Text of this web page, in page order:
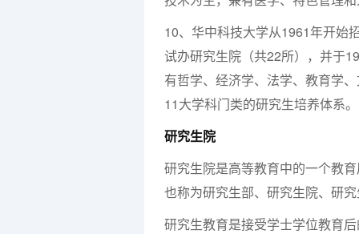
10、华中科技大学从1961年开始
试办研究生院（共22所），并于
有哲学、经济学、法学、教育学
11大学科门类的研究生培养体系。
研究生院
研究生院是高等教育中的一个教
也称为研究生部、研究生院、研
研究生教育是接受学士学位教育